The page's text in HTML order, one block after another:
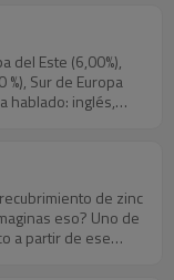
al desgaste,
del Este (6,00%),
%), Sur de Europa
API, ce, RoHS,